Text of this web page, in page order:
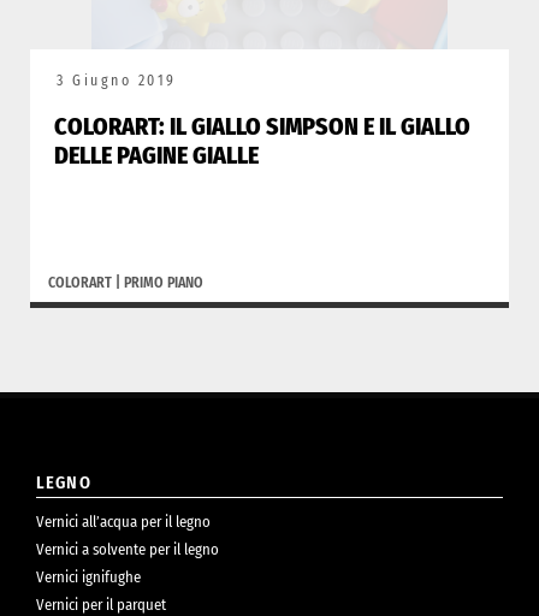
3 Giugno 2019
COLORART: IL GIALLO SIMPSON E IL GIALLO
DELLE PAGINE GIALLE
COLORART PRIMO PIANO
LEGNO
Vernici all’acqua per il legno
Vernici a solvente per il legno
Vernici ignifughe
Vernici per il parquet